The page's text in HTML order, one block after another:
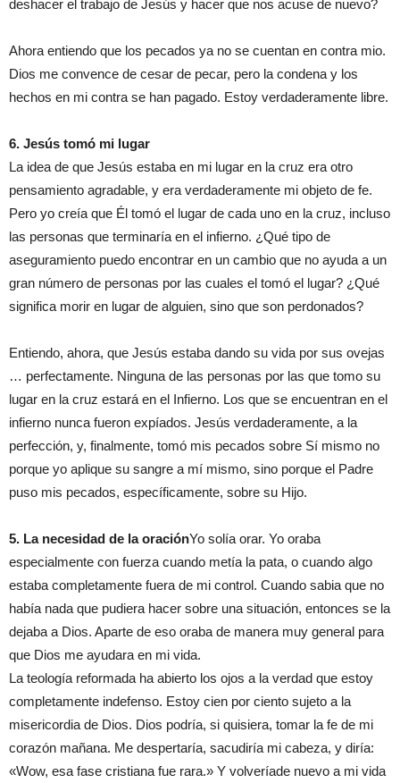
deshacer el trabajo de Jesús y hacer que nos acuse de nuevo?
Ahora entiendo que los pecados ya no se cuentan en contra mio.
Dios me convence de cesar de pecar, pero la condena y los
hechos en mi contra se han pagado. Estoy verdaderamente libre.
6. Jesús tomó mi lugar
La idea de que Jesús estaba en mi lugar en la cruz era otro
pensamiento agradable, y era verdaderamente mi objeto de fe.
Pero yo creía que Él tomó el lugar de cada uno en la cruz, incluso
las personas que terminaría en el infierno. ¿Qué tipo de
aseguramiento puedo encontrar en un cambio que no ayuda a un
gran número de personas por las cuales el tomó el lugar? ¿Qué
significa morir en lugar de alguien, sino que son perdonados?
Entiendo, ahora, que Jesús estaba dando su vida por sus ovejas
… perfectamente. Ninguna de las personas por las que tomo su
lugar en la cruz estará en el Infierno. Los que se encuentran en el
infierno nunca fueron expíados. Jesús verdaderamente, a la
perfección, y, finalmente, tomó mis pecados sobre Sí mismo no
porque yo aplique su sangre a mí mismo, sino porque el Padre
puso mis pecados, específicamente, sobre su Hijo.
5. La necesidad de la oraciónYo solía orar. Yo oraba
especialmente con fuerza cuando metía la pata, o cuando algo
estaba completamente fuera de mi control. Cuando sabia que no
había nada que pudiera hacer sobre una situación, entonces se la
dejaba a Dios. Aparte de eso oraba de manera muy general para
que Dios me ayudara en mi vida.
La teología reformada ha abierto los ojos a la verdad que estoy
completamente indefenso. Estoy cien por ciento sujeto a la
misericordia de Dios. Dios podría, si quisiera, tomar la fe de mi
corazón mañana. Me despertaría, sacudiría mi cabeza, y diría:
«Wow, esa fase cristiana fue rara.» Y volveríade nuevo a mi vida